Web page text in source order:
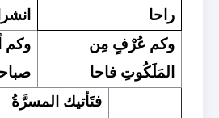
راحا
وكم عُرْفٍ مِن
المَلَكُوتِ فاحا
وكم
فتَأتيك المسرَّةُ